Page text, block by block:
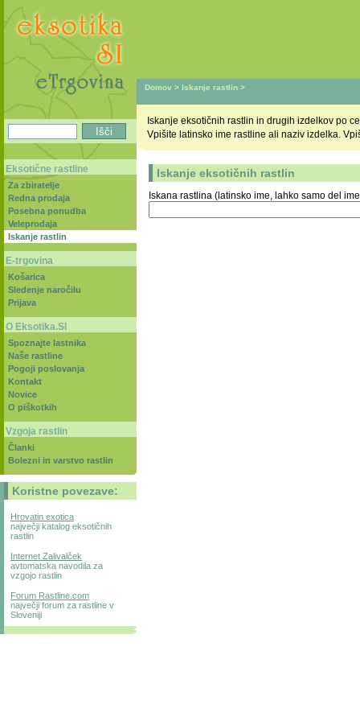
Domov > Iskanje rastlin >
Iskanje eksotičnih rastlin in drugih izdelkov po
Vpišite latinsko ime rastline ali naziv izdelka.
Iskanje eksotičnih rastlin
Iskana rastlina (latinsko ime, lahko samo del
Eksotične rastline
Za zbiratelje
Redna prodaja
Posebna ponudba
Veleprodaja
Iskanje rastlin
E-trgovina
Košarica
Sledenje naročilu
Prijava
O Eksotika.SI
Spoznajte lastnika
Naše rastline
Pogoji poslovanja
Kontakt
Novice
O piškotkih
Vzgoja rastlin
Članki
Bolezni in varstvo rastlin
Koristne povezave:
Hrovatin exotica
največji katalog eksotičnih
rastlin
Internet Zalivalček
avtomatska navodila za
vzgojo rastlin
Forum Rastline.com
največji forum za rastline v
Sloveniji